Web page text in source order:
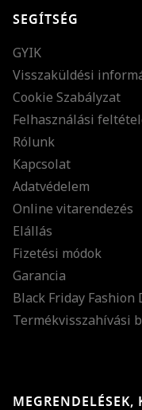
SEGÍTSÉG
GYIK
Visszaküldési
Cookie Szabályzat
Felhasználási
Rólunk
Kapcsolat
Adatvédelem
Online vitarendezés
Elállás
Fizetési módok
Garancia
Black Friday Fashion
Termékvisszahívási